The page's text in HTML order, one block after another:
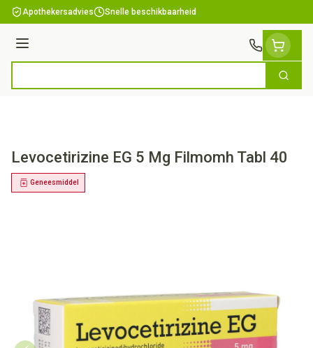
Ga naar de inhoud
Apothekersadvies Snelle beschikbaarheid
Menu
Zoek
Levocetirizine EG 5 Mg Filmomh Tabl 40
Geneesmiddel